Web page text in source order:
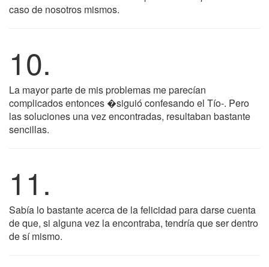
caso de nosotros mismos.
10.
La mayor parte de mis problemas me parecían
complicados entonces �siguió confesando el Tío-. Pero
las soluciones una vez encontradas, resultaban bastante
sencillas.
11.
Sabía lo bastante acerca de la felicidad para darse cuenta
de que, si alguna vez la encontraba, tendría que ser dentro
de sí mismo.